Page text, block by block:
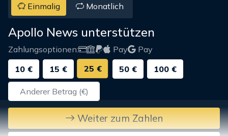
Einmalig Monatlich
Apollo News unterstützen
Zahlungsoptionen: Pay
Pay
10 €
15 € 25 € 50 € 100 €
Weiter zum Zahlen